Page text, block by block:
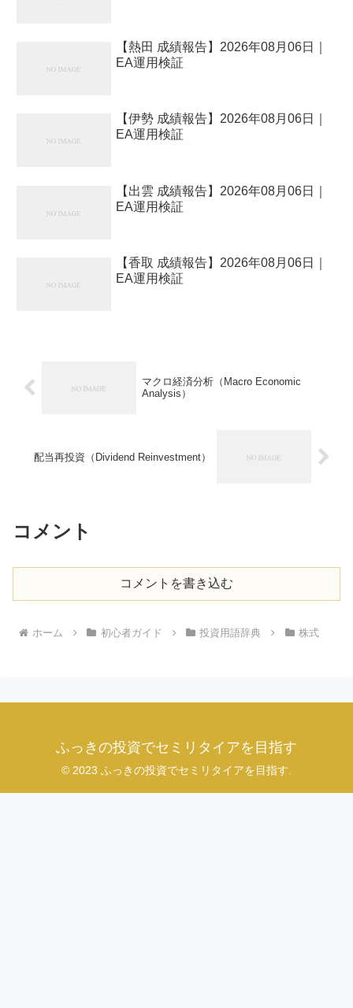
【熱田 成績報告】2026年08月06日｜
EA運用検証
【伊勢 成績報告】2026年08月06日｜
EA運用検証
【出雲 成績報告】2026年08月06日｜
EA運用検証
【香取 成績報告】2026年08月06日｜
EA運用検証
マクロ経済分析（Macro Economic
Analysis）
配当再投資（Dividend Reinvestment）
コメント
コメントを書き込む
ホーム 初心者ガイド 投資用語辞典 株式
ふっきの投資でセミリタイアを目指す
© 2023 ふっきの投資でセミリタイアを目指す.